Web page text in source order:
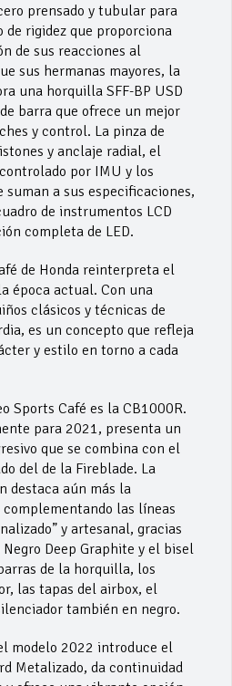
prensado y tubular para
rigidez que proporciona
de sus reacciones al
sus hermanas mayores, la
una horquilla SFF-BP USD
barra que ofrece un mejor
y control. La pinza de
y anclaje radial, el
por IMU y los
suman a sus especificaciones,
de instrumentos LCD
completa de LED.
de Honda reinterpreta el
época actual. Con una
clásicos y técnicas de
es un concepto que refleja
y estilo en torno a cada
Sports Café es la CB1000R.
para 2021, presenta un
que se combina con el
del de la Fireblade. La
destaca aún más la
las líneas
y artesanal, gracias
Deep Graphite y el bisel
de la horquilla, los
las tapas del airbox, el
también en negro.
modelo 2022 introduce el
Metalizado, da continuidad